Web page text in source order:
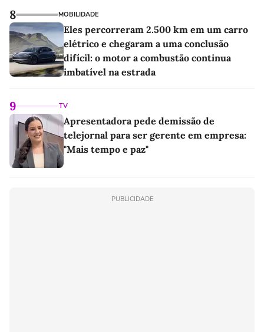
8 MOBILIDADE
Eles percorreram 2.500 km em um carro
elétrico e chegaram a uma conclusão
difícil: o motor a combustão continua
imbatível na estrada
9 TV
Apresentadora pede demissão de
telejornal para ser gerente em empresa:
"Mais tempo e paz"
PUBLICIDADE